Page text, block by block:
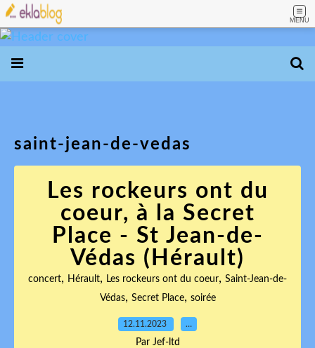
MENU
saint-jean-de-vedas
Les rockeurs ont du
coeur, à la Secret
Place - St Jean-de-
Védas (Hérault)
concert, Hérault, Les rockeurs ont du coeur, Saint-Jean-de-
Védas, Secret Place, soirée
12.11.2023 …
Par Jef-ltd